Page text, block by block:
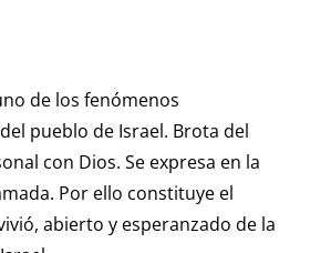
de los fenómenos
pueblo de Israel. Brota del
con Dios. Se expresa en la
Por ello constituye el
abierto y esperanzado de la